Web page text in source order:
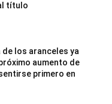
título
de los aranceles ya
aumento de
primero en